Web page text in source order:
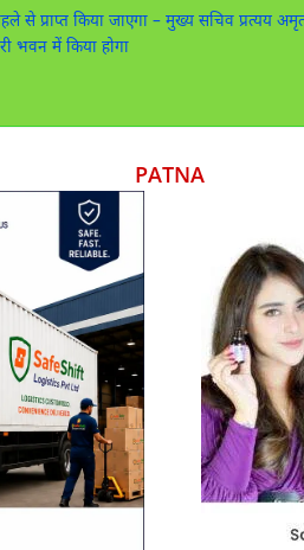
से प्राप्त किया जाएगा – मुख्य सचिव प्रत्यय
भवन में किया होगा
PATNA